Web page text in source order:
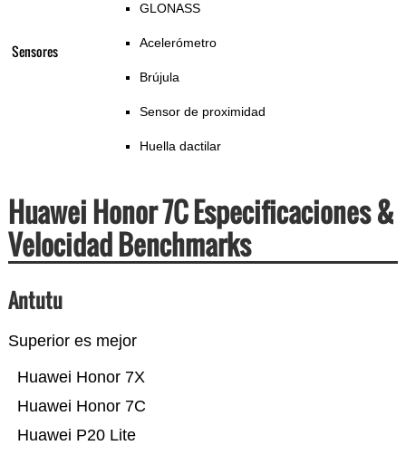
Sensores
GLONASS
Acelerómetro
Brújula
Sensor de proximidad
Huella dactilar
Huawei Honor 7C Especificaciones &
Velocidad Benchmarks
Antutu
Superior es mejor
Huawei P20 Lite
Huawei Honor 7C
Huawei Honor 7X